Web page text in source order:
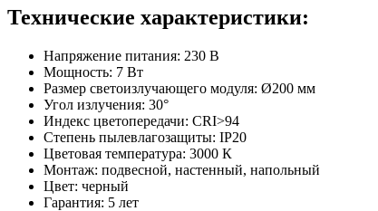
Технические характеристики:
Напряжение питания: 230 В
Мощность: 7 Вт
Размер светоизлучающего модуля: Ø200 мм
Угол излучения: 30°
Индекс цветопередачи: CRI>94
Степень пылевлагозащиты: IP20
Цветовая температура: 3000 К
Монтаж: подвесной, настенный, напольный
Цвет: черный
Гарантия: 5 лет